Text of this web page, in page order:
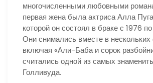
многочисленными любовными
первая жена была актриса Алла
которой он состоял в браке с 1976
Они снимались вместе в
включая «Али-Баба и сорок
считались одной из самых
Голливуда.